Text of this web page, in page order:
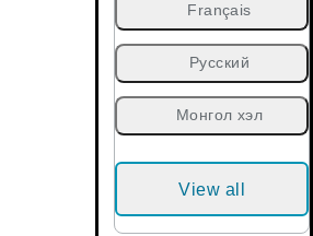
Français
Русский
Монгол хэл
View all